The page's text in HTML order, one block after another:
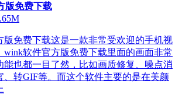
版免费下载
版免费下载这是一款非常受欢迎的手机视
wink软件官方版免费下载里面的画面非常
能也都一目了然，比如画质修复、噪点消
、转GIF等。而这个软件主要的是在美颜